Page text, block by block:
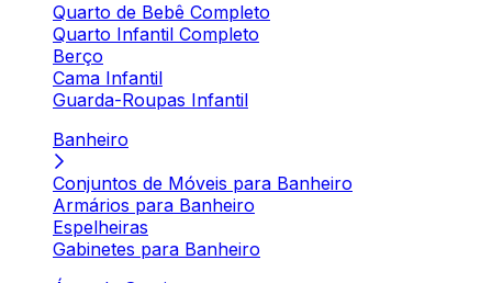
Quarto de Bebê Completo
Quarto Infantil Completo
Berço
Cama Infantil
Guarda-Roupas Infantil
Banheiro
Conjuntos de Móveis para Banheiro
Armários para Banheiro
Espelheiras
Gabinetes para Banheiro